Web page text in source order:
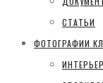
СТАТЬИ
ФОТОГРАФИИ
ИНТЕРЬЕР